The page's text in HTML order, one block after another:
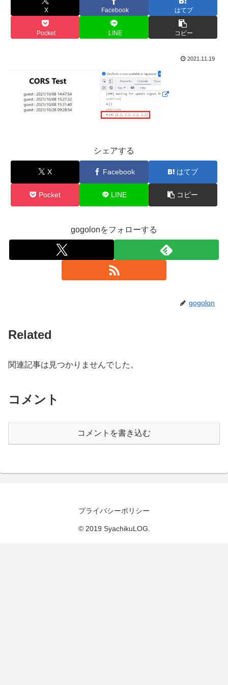
X Facebook はてブ
Pocket LINE コピー
2021.11.19
シェアする
X Facebook はてブ
Pocket LINE コピー
gogolonをフォローする
gogolon
Related
関連記事は見つかりませんでした。
コメント
コメントを書き込む
プライバシーポリシー
© 2019 SyachikuLOG.